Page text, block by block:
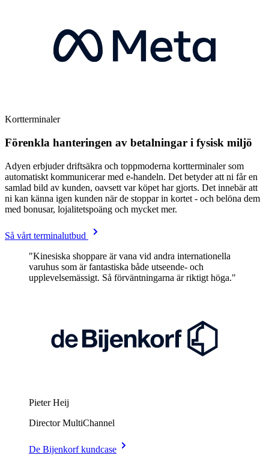
Kortterminaler
Förenkla hanteringen av betalningar i fysisk miljö
Adyen erbjuder driftsäkra och toppmoderna kortterminaler som
automatiskt kommunicerar med e-handeln. Det betyder att ni får en
samlad bild av kunden, oavsett var köpet har gjorts. Det innebär att
ni kan känna igen kunden när de stoppar in kortet - och belöna dem
med bonusar, lojalitetspoäng och mycket mer.
Så vårt terminalutbud
"Kinesiska shoppare är vana vid andra internationella
varuhus som är fantastiska både utseende- och
upplevelsemässigt. Så förväntningarna är riktigt höga."
Pieter Heij
Director MultiChannel
De Bijenkorf kundcase